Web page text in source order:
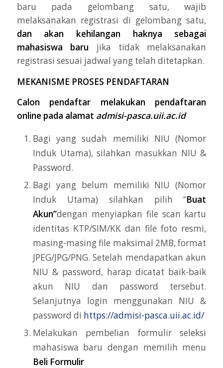
baru pada gelombang satu, wajib
melaksanakan registrasi di gelombang satu,
dan akan kehilangan haknya sebagai
mahasiswa baru jika tidak melaksanakan
registrasi sesuai jadwal yang telah ditetapkan.
MEKANISME PROSES PENDAFTARAN
Calon pendaftar melakukan pendaftaran
online pada alamat admisi-pasca.uii.ac.id
Bagi yang sudah memiliki NIU (Nomor
Induk Utama), silahkan masukkan NIU &
Password.
Bagi yang belum memiliki NIU (Nomor
Induk Utama) silahkan pilih “Buat
Akun”dengan menyiapkan file scan kartu
identitas KTP/SIM/KK dan file foto resmi,
masing-masing file maksimal 2MB, format
JPEG/JPG/PNG. Setelah mendapatkan akun
NIU & password, harap dicatat baik-baik
akun NIU dan password tersebut.
Selanjutnya login menggunakan NIU &
password di https://admisi-pasca.uii.ac.id/
Melakukan pembelian formulir seleksi
mahasiswa baru dengan memilih menu
Beli Formulir